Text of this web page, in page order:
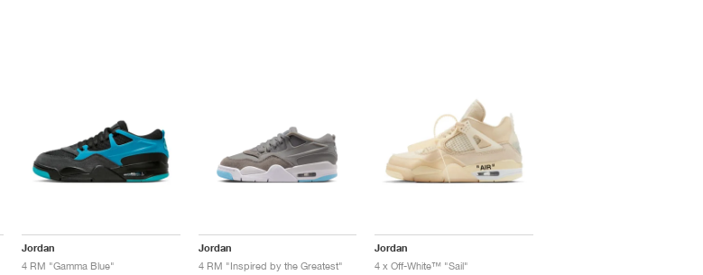
Jordan
4 RM "Gamma Blue"
Jordan
4 RM "Inspired by the Greatest"
Jordan
4 x Off-White™ "Sail"